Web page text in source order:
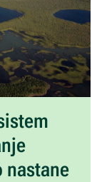
nastane